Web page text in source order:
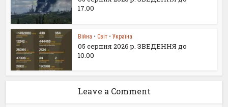
17.00
Війна • Світ • Україна
05 серпня 2026 р. ЗВЕДЕННЯ до
10.00
Leave a Comment